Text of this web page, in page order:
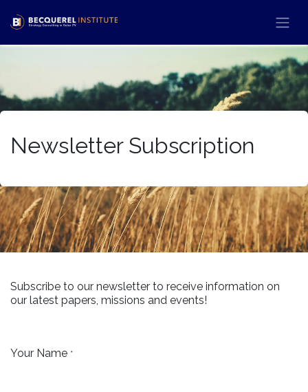
Newsletter Subscription
Subscribe to our newsletter to receive information on
our latest papers, missions and events!
Your Name *